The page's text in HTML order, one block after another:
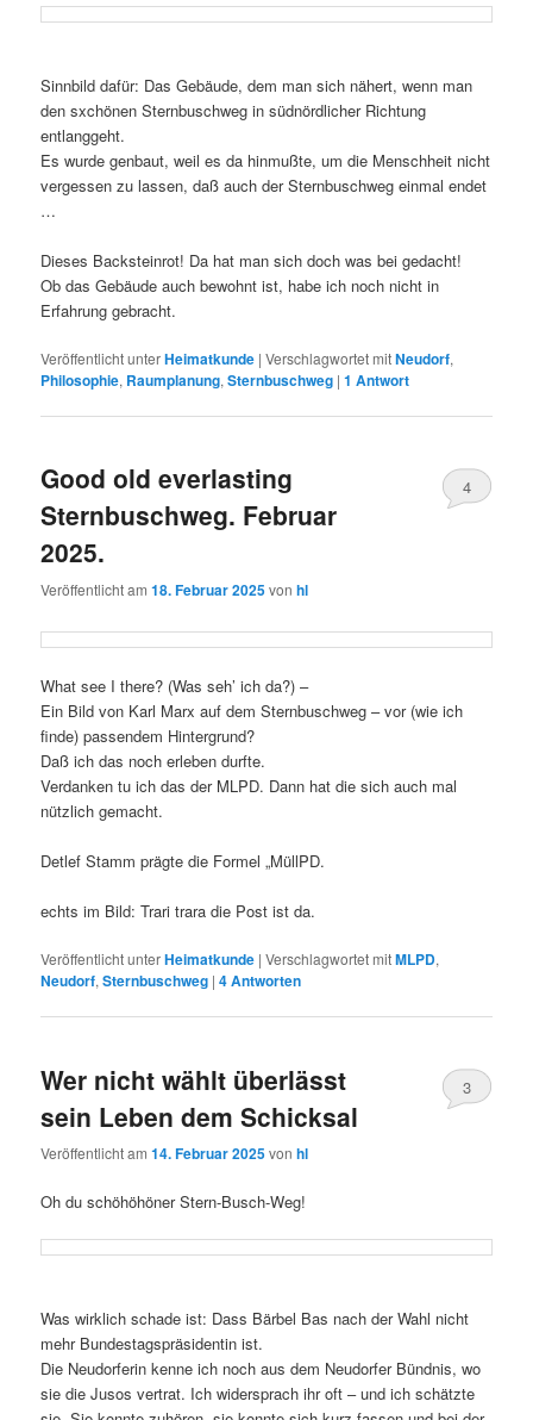
Sinnbild dafür: Das Gebäude, dem man sich nähert, wenn man
den sxchönen Sternbuschweg in südnördlicher Richtung
entlanggeht.
Es wurde genbaut, weil es da hinmußte, um die Menschheit nicht
vergessen zu lassen, daß auch der Sternbuschweg einmal endet
…
Dieses Backsteinrot! Da hat man sich doch was bei gedacht!
Ob das Gebäude auch bewohnt ist, habe ich noch nicht in
Erfahrung gebracht.
Veröffentlicht unterHeimatkunde |Verschlagwortet mitNeudorf,
Philosophie, Raumplanung,Sternbuschweg |1 Antwort
Good old everlasting
Sternbuschweg. Februar
2025.
Veröffentlicht am18. Februar 2025vonhl
4
What see I there? (Was seh’ ich da?) –
Ein Bild von Karl Marx auf dem Sternbuschweg – vor (wie ich
finde) passendem Hintergrund?
Daß ich das noch erleben durfte.
Verdanken tu ich das der MLPD. Dann hat die sich auch mal
nützlich gemacht.
Detlef Stamm prägte die Formel „MüllPD.
echts im Bild: Trari trara die Post ist da.
Veröffentlicht unterHeimatkunde |Verschlagwortet mitMLPD,
Neudorf,Sternbuschweg |4Antworten
Wer nicht wählt überlässt
sein Leben dem Schicksal
Veröffentlicht am14. Februar 2025vonhl
3
Oh du schöhöhöner Stern-Busch-Weg!
Was wirklich schade ist: Dass Bärbel Bas nach der Wahl nicht
mehr Bundestagspräsidentin ist.
Die Neudorferin kenne ich noch aus dem Neudorfer Bündnis, wo
sie die Jusos vertrat. Ich widersprach ihr oft – und ich schätzte